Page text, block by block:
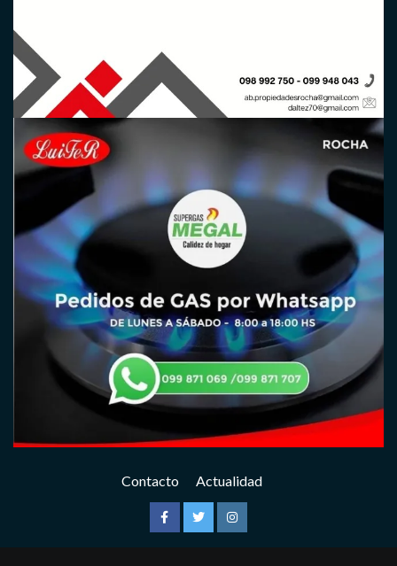
Contacto Actualidad
FacebookTwitterInstagram